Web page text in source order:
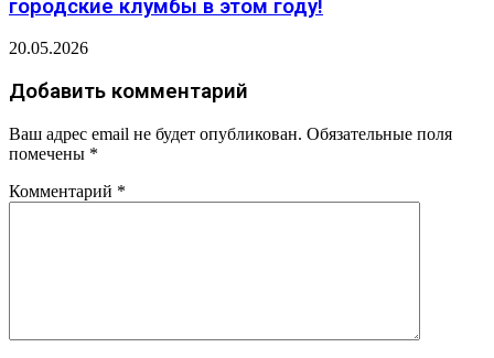
городские клумбы в этом году!
20.05.2026
Добавить комментарий
Ваш адрес email не будет опубликован. Обязательные поля
помечены *
Комментарий *